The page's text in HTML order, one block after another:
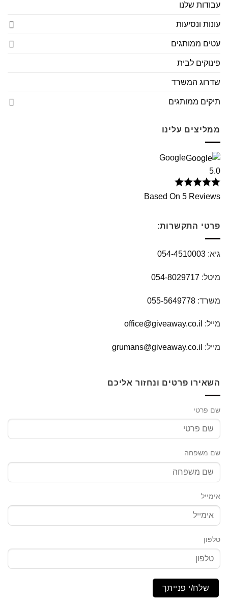
עבודות שלנו
עונות ונסיעות
עטים ממותגים
פינוקים לבית
שדרוג המשרד
תיקים ממותגים
ממליצים עלינו
Google
5.0
Based On 5 Reviews
פרטי התקשרות:
גיא: 054-4510003
מיטל: 054-8029717
משרד: 055-5649778
מייל: office@giveaway.co.il
מייל: grumans@giveaway.co.il
השאירו פרטים ונחזור אליכם
שם פרטי
שם משפחה
אימייל
טלפון
שלח/י פנייתך